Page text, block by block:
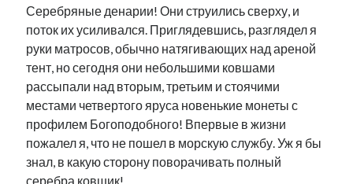
Серебряные денарии! Они струились сверху, и
поток их усиливался. Приглядевшись, разглядел я
руки матросов, обычно натягивающих над ареной
тент, но сегодня они небольшими ковшами
рассыпали над вторым, третьим и стоячими
местами четвертого яруса новенькие монеты с
профилем Богоподобного! Впервые в жизни
пожалел я, что не пошел в морскую службу. Уж я бы
знал, в какую сторону поворачивать полный
серебра ковшик!